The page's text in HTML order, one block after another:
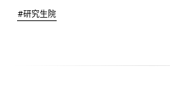
#研究生院